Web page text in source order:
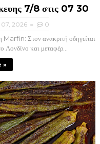
7/8 στις 07 30
07, 2026 0
Στον ανακριτή οδηγείται
και μεταφέρ...
»